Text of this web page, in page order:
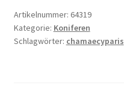
Artikelnummer: 64319
Kategorie: Koniferen
Schlagwörter: chamaecyparis